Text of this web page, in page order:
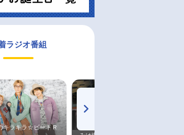
ラジオ番組
キラキラ☆ビートＲ